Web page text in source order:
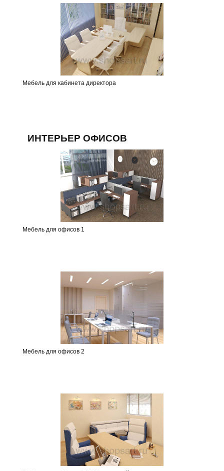
Мебель для кабинета директора
ИНТЕРЬЕР ОФИСОВ
Мебель для офисов 1
Мебель для офисов 2